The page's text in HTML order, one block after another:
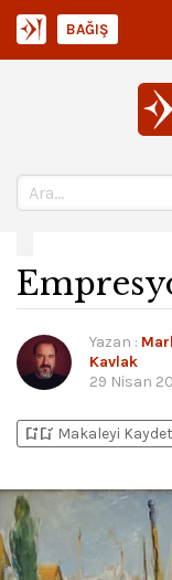
BAĞIŞ
Yazan :
Kavlak
29 Nisan
bookmark_addbookmark_added Makaleyi Kaydet